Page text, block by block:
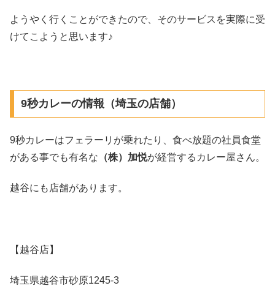
ようやく行くことができたので、そのサービスを実際に受
けてこようと思います♪
9秒カレーの情報（埼玉の店舗）
9秒カレーはフェラーリが乗れたり、食べ放題の社員食堂
がある事でも有名な （株）加悦が経営するカレー屋さん。
越谷にも店舗があります。
【越谷店】
埼玉県越谷市砂原1245-3